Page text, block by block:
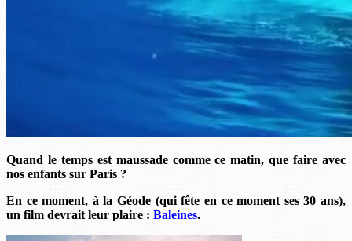
Quand le temps est maussade comme ce matin, que faire avec
nos enfants sur Paris ?
En ce moment, à la Géode (qui fête en ce moment ses 30 ans),
un film devrait leur plaire : Baleines.